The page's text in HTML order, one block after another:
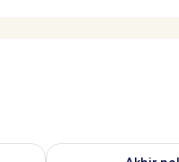
Agu 7 - Agu 8
Periksa